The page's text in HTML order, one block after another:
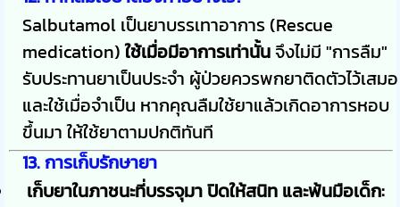
Salbutamol เป็นยาบรรเทาอาการ (Rescue
medication)ใช้เมื่อมีอาการเท่านั้น จึงไม่มี "การลืม"
รับประทานยาเป็นประจำ ผู้ป่วยควรพกยาติดตัวไว้เสมอ
และใช้เมื่อจำเป็น หากคุณลืมใช้ยาแล้วเกิดอาการหอบ
ขึ้นมา ให้ใช้ยาตามปกติทันที
13. การเก็บรักษายา
เก็บยาในภาชนะที่บรรจุมา ปิดให้สนิท และพ้นมือเด็ก: